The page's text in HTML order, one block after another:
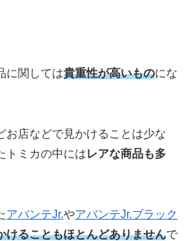
に関しては貴重性が高いものにな
お店などで見かけることは少な
トミカの中にはレアな商品も多
アバンテJr.やアバンテJr.ブラック
けることもほとんどありませんで